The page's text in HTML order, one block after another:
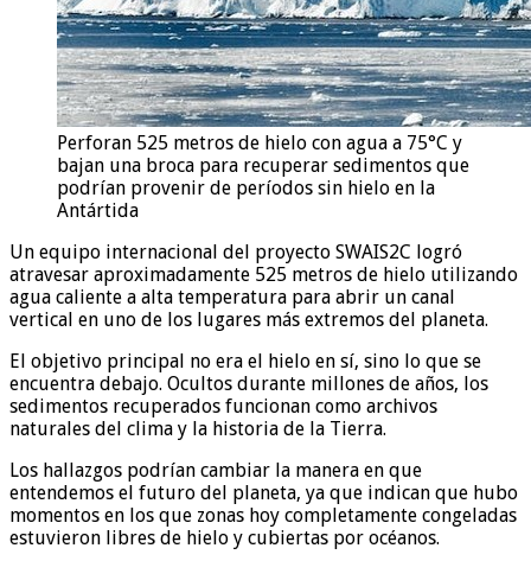
Perforan 525 metros de hielo con agua a 75°C y
bajan una broca para recuperar sedimentos que
podrían provenir de períodos sin hielo en la
Antártida
Un equipo internacional del proyecto SWAIS2C logró
atravesar aproximadamente 525 metros de hielo utilizando
agua caliente a alta temperatura para abrir un canal
vertical en uno de los lugares más extremos del planeta.
El objetivo principal no era el hielo en sí, sino lo que se
encuentra debajo. Ocultos durante millones de años, los
sedimentos recuperados funcionan como archivos
naturales del clima y la historia de la Tierra.
Los hallazgos podrían cambiar la manera en que
entendemos el futuro del planeta, ya que indican que hubo
momentos en los que zonas hoy completamente congeladas
estuvieron libres de hielo y cubiertas por océanos.